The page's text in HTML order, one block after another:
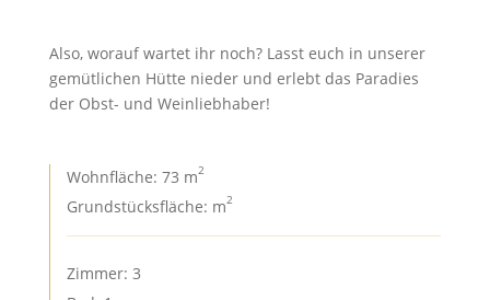
Also, worauf wartet ihr noch? Lasst euch in unserer
gemütlichen Hütte nieder und erlebt das Paradies
der Obst- und Weinliebhaber!
Wohnfläche: 73 m2
Grundstücksfläche: m2
Zimmer: 3